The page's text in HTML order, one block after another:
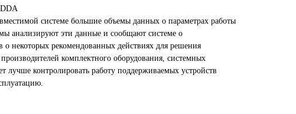
системе большие объемы данных о параметрах работы
анализируют эти данные и сообщают системе о
о некоторых рекомендованных действиях для решения
комплектного оборудования, системных
лучше контролировать работу поддерживаемых устройств